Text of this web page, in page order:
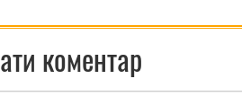
коментар